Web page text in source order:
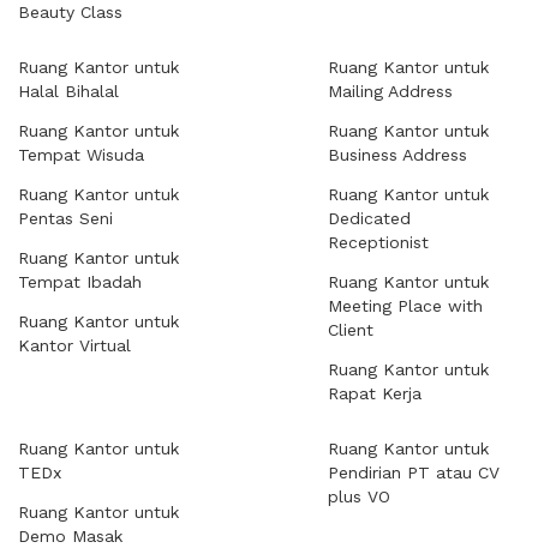
Beauty Class
Ruang Kantor untuk
Halal Bihalal
Ruang Kantor untuk
Tempat Wisuda
Ruang Kantor untuk
Pentas Seni
Ruang Kantor untuk
Tempat Ibadah
Ruang Kantor untuk
Kantor Virtual
Ruang Kantor untuk
Mailing Address
Ruang Kantor untuk
Business Address
Ruang Kantor untuk
Dedicated
Receptionist
Ruang Kantor untuk
Meeting Place with
Client
Ruang Kantor untuk
Rapat Kerja
Ruang Kantor untuk
TEDx
Ruang Kantor untuk
Demo Masak
Ruang Kantor untuk
Pendirian PT atau CV
plus VO